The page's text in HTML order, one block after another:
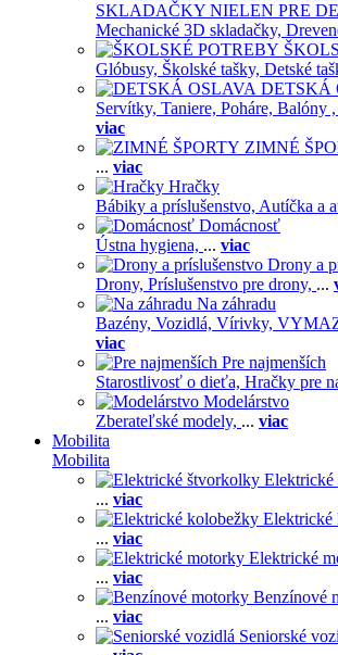
SKLADAČKY NIELEN PRE
Mechanické 3D skladačky,
Glóbusy, Školské tašky, Detské
DETSKÁ
Servítky, Taniere, Poháre, Balóny ,
viac
ZIMNÉ
... viac
Hračky
Bábiky a príslušenstvo, Autíčka a
Domácnosť
Ústna hygiena, ... viac
Drony a
Drony, Príslušenstvo pre drony, ...
Na záhradu
Bazény, Vozidlá, Vírivky,
viac
Pre najmenších
Starostlivosť o dieťa, Hračky pre
Modelárstvo
Zberateľské modely, ... viac
Mobilita
Mobilita
... viac
Elektrické
... viac
Elektrické
... viac
Benzínové
... viac
Seniorské